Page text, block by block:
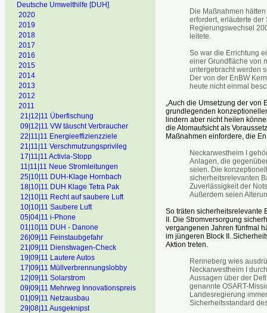
Deutsche Umwelthilfe [DUH]
2020
2019
2018
2017
2016
2015
2014
2013
2012
2011
21|12|11 Überfischung
09|12|11 VW täuscht Verbraucher
22|11|11 Energieeffizienzziele
21|11|11 Verschmutzungsprivileg
17|11|11 Activia-Stopp
11|11|11 Neue Stromleitungen
25|10|11 DUH-Klage Hornbach
18|10|11 DUH Klage Tetra Pak
12|10|11 Recht auf saubere Luft
10|10|11 Saubere Luft
05|04|11 i-Phone
01|10|11 DUH - Danone
26|09|11 Feinstaubgefahr
21|09|11 Dienstwagen-Check
19|09|11 Lautere Autos
17|09|11 Müllverbrennungslobby
12|09|11 Solarstrom
09|09|11 Mehrweg Innovationspreis
01|09|11 Netzausbau
29|08|11 Ausgeknipst
Die Maßnahmen
erfordert, erläuterte
Regierungswechsel
leitete.
So war die Errichtung
einer Grundfläche von
untergebracht werden
Der von der EnBW
heute nicht einmal
„Auch die Umsetzung der von
grundlegenden
lindern aber nicht heilen
die Atomaufsicht als
Maßnahmen einfordere, die
Neckarwestheim I
Anlagen, die
seien. Die
sicherheitsrelevanten
Zuverlässigkeit der
Außerdem seien
So träten sicherheitsrelevante
II. Die Stromversorgung
vergangenen Jahren fünfmal
im jüngeren Block II.
Aktion treten.
Renneberg wies
Neckarwestheim I
Aussagen über der
genannte OSART-
Landesregierung
Sicherheitsstandard